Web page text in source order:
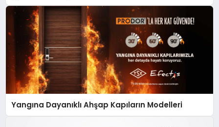
Yangına Dayanıklı Ahşap Kapıların Modelleri